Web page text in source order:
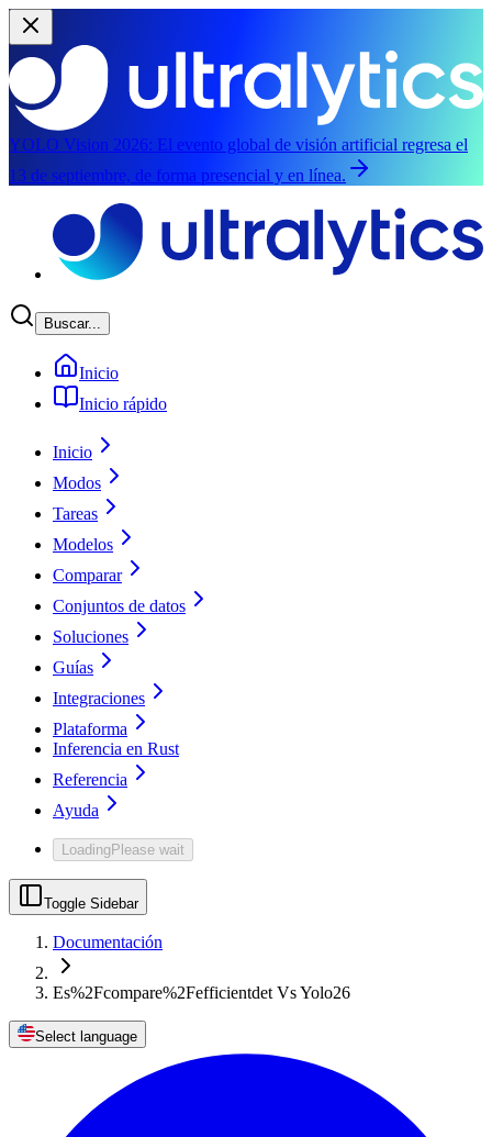
YOLO Vision 2026: El evento global de visión artificial regresa el
13 de septiembre, de forma presencial y en línea.
Buscar...
Inicio
Inicio rápido
Inicio
Modos
Tareas
Modelos
Comparar
Conjuntos de datos
Soluciones
Guías
Integraciones
Plataforma
Inferencia en Rust
Referencia
Ayuda
LoadingPlease wait
Toggle Sidebar
Documentación
Es%2Fcompare%2Fefficientdet Vs Yolo26
Select language